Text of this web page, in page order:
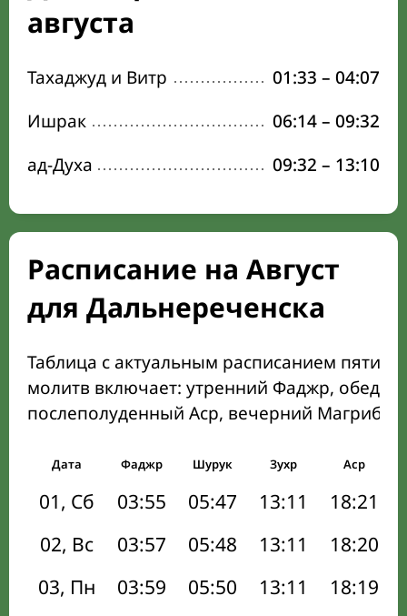
августа
Тахаджуд и Витр 01:33 – 04:07
Ишрак
06:14– 09:32
ад-Духа
09:32 – 13:10
Расписание на Август
для Дальнереченска
Таблица с актуальным расписанием пяти
молитв включает: утренний Фаджр,
послеполуденный Аср, вечерний Магриб
Дата Фаджр Шурук Зухр Аср
01, Сб 03:55 05:47 13:11 18:21
02, Вс
03:57 05:48 13:11 18:20
03, Пн
03:59 05:50 13:11 18:19